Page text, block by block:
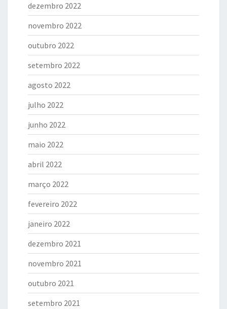
dezembro 2022
novembro 2022
outubro 2022
setembro 2022
agosto 2022
julho 2022
junho 2022
maio 2022
abril 2022
março 2022
fevereiro 2022
janeiro 2022
dezembro 2021
novembro 2021
outubro 2021
setembro 2021